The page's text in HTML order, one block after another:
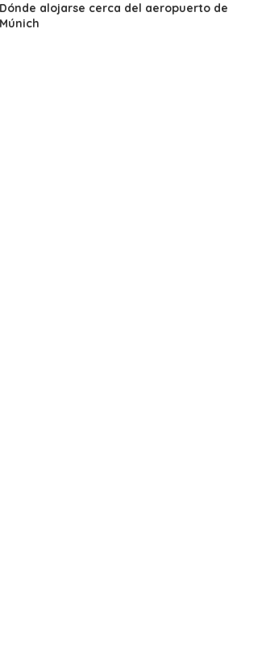
Dónde alojarse cerca del aeropuerto de
Múnich